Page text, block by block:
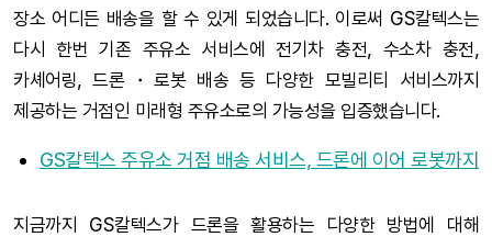
장소 어디든 배송을 할 수 있게 되었습니다. 이로써 GS칼텍스는
다시 한번 기존 주유소 서비스에 전기차 충전, 수소차 충전,
카셰어링, 드론・로봇 배송 등 다양한 모빌리티 서비스까지
제공하는 거점인 미래형 주유소로의 가능성을 입증했습니다.
GS칼텍스 주유소 거점 배송 서비스, 드론에 이어 로봇까지
지금까지 GS칼텍스가 드론을 활용하는 다양한 방법에 대해